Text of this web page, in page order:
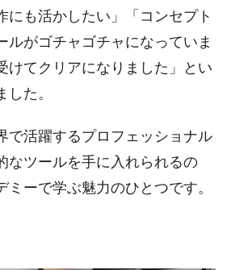
にも活かしたい」「コンセプト
ルがゴチャゴチャになっていま
けてクリアになりました」とい
た。
で活躍するプロフェッショナル
なツールを手に入れられるの
ミーで学ぶ魅力のひとつです。